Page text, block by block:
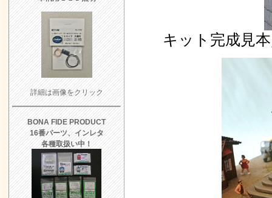
キット完成見
詳細は画像をクリック
BONA FIDE PRODUCT
16番パーツ、インレタ
各種取扱い中！